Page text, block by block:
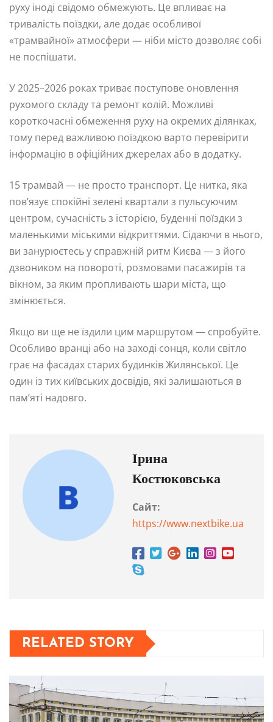
руху іноді свідомо обмежують. Це впливає на
тривалість поїздки, але додає особливої
«трамвайної» атмосфери — ніби місто дозволяє собі
не поспішати.
У 2025–2026 роках триває поступове оновлення
рухомого складу та ремонт колій. Можливі
короткочасні обмеження руху на окремих ділянках,
тому перед важливою поїздкою варто перевірити
інформацію в офіційних джерелах або в додатку.
15 трамвай — не просто транспорт. Це нитка, яка
пов’язує спокійні зелені квартали з пульсуючим
центром, сучасність з історією, буденні поїздки з
маленькими міськими відкриттями. Сідаючи в нього,
ви занурюєтесь у справжній ритм Києва — з його
дзвоником на повороті, розмовами пасажирів та
вікном, за яким пропливають шари міста, що
змінюється.
Якщо ви ще не їздили цим маршрутом — спробуйте.
Особливо вранці або на заході сонця, коли світло
грає на фасадах старих будинків Жилянської. Це
один із тих київських досвідів, які залишаються в
пам’яті надовго.
Ірина
Костюковська
Сайт:
https://www.nextbike.ua
RELATED STORY